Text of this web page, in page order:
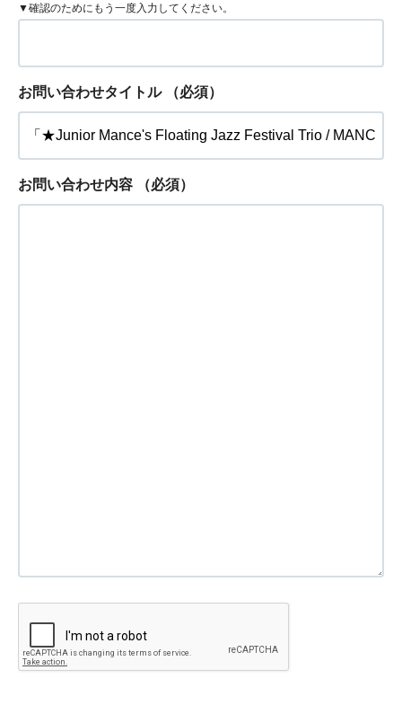
▼確認のためにもう一度入力してください。
お問い合わせタイトル （必須）
お問い合わせ内容 （必須）